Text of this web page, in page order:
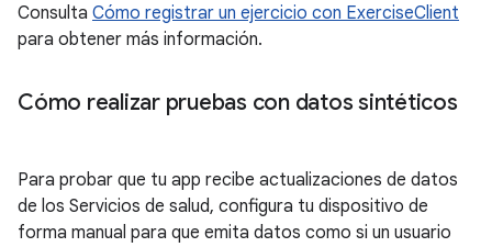
Consulta Cómo registrar un ejercicio con ExerciseClient
para obtener más información.
Cómo realizar pruebas con datos sintéticos
Para probar que tu app recibe actualizaciones de datos
de los Servicios de salud, configura tu dispositivo de
forma manual para que emita datos como si un usuario